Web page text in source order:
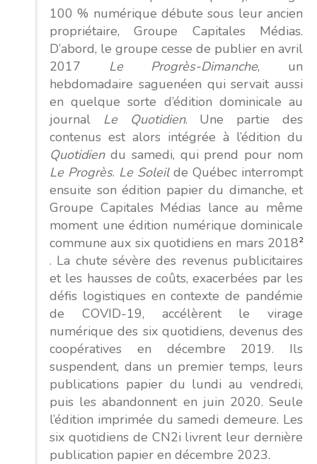
100 % numérique débute sous leur ancien
propriétaire, Groupe Capitales Médias.
D’abord, le groupe cesse de publier en avril
2017 Le Progrès-Dimanche, un
hebdomadaire saguenéen qui servait aussi
en quelque sorte d’édition dominicale au
journal Le Quotidien. Une partie des
contenus est alors intégrée à l’édition du
Quotidiendu samedi, qui prend pour nom
Le Progrès. Le Soleilde Québec interrompt
ensuite son édition papier du dimanche, et
Groupe Capitales Médias lance au même
moment une édition numérique dominicale
commune aux six quotidiens en mars 20182
. La chute sévère des revenus publicitaires
et les hausses de coûts, exacerbées par les
défis logistiques en contexte de pandémie
de COVID-19, accélèrent le virage
numérique des six quotidiens, devenus des
coopératives en décembre 2019. Ils
suspendent, dans un premier temps, leurs
publications papier du lundi au vendredi,
puis les abandonnent en juin 2020. Seule
l’édition imprimée du samedi demeure. Les
six quotidiens de CN2i livrent leur dernière
publication papier en décembre 2023.